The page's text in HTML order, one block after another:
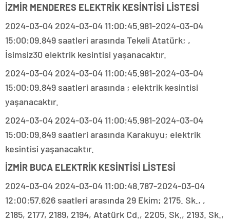
İZMİR MENDERES ELEKTRİK KESİNTİSİ LİSTESİ
2024-03-04 2024-03-04 11:00:45.981-2024-03-04
15:00:09.849 saatleri arasında Tekeli Atatürk; ,
İsimsiz30 elektrik kesintisi yaşanacaktır.
2024-03-04 2024-03-04 11:00:45.981-2024-03-04
15:00:09.849 saatleri arasında ; elektrik kesintisi
yaşanacaktır.
2024-03-04 2024-03-04 11:00:45.981-2024-03-04
15:00:09.849 saatleri arasında Karakuyu; elektrik
kesintisi yaşanacaktır.
İZMİR BUCA ELEKTRİK KESİNTİSİ LİSTESİ
2024-03-04 2024-03-04 11:00:48.787-2024-03-04
12:00:57.626 saatleri arasında 29 Ekim; 2175. Sk., ,
2185, 2177, 2189, 2194, Atatürk Cd., 2205. Sk., 2193. Sk.,